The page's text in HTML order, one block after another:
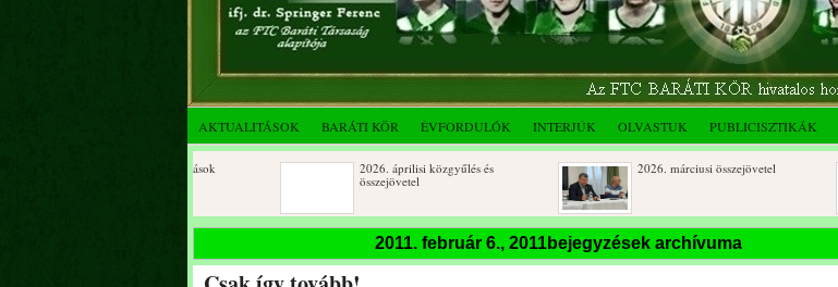
AKTUALITÁSOK BARÁTI KÖR ÉVFORDULÓK INTERJÚK OLVASTUK PUBLICISZTIKÁK
2026. áprilisi közgyűlés és
összejövetel
2026. márciusi összejövetel
Születésnapi koszorúzások
Rendkívüli közgyűlés és a 2025.
novemberi összejövetel
2011. február 6., 2011bejegyzések archívuma